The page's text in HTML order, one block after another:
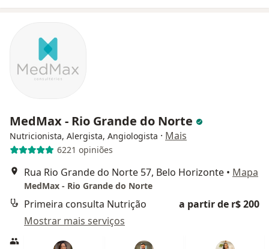
MedMax - Rio Grande do Norte
Nutricionista, Alergista, Angiologista · Mais
6221 opiniões
Rua Rio Grande do Norte 57, Belo Horizonte • Mapa
MedMax - Rio Grande do Norte
Primeira consulta Nutrição
a partir de r$ 200
Mostrar mais serviços